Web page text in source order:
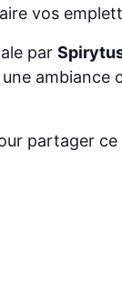
vos
par
ambiance
partager ce